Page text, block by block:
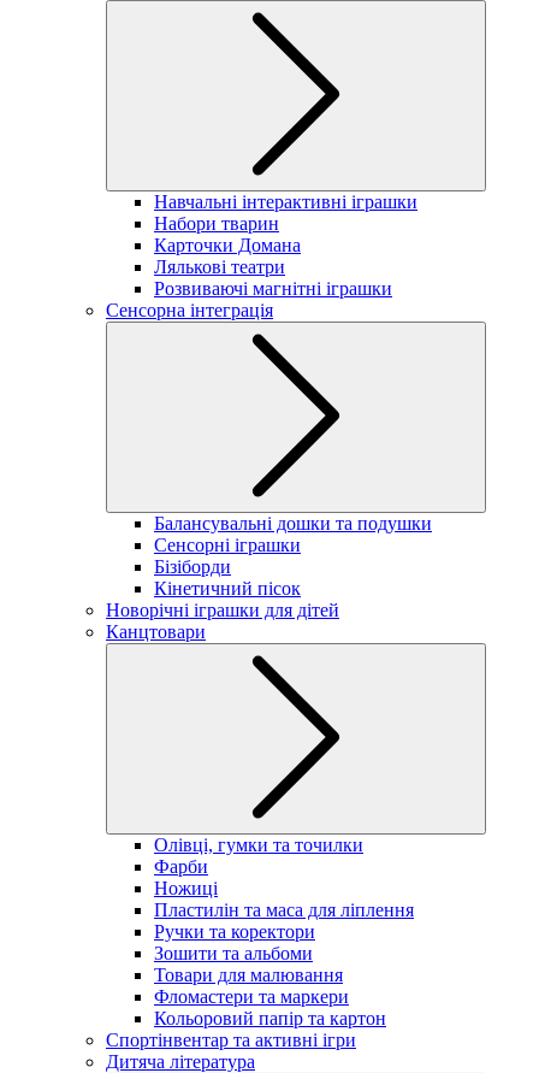
Навчальні інтерактивні іграшки
Набори тварин
Карточки Домана
Лялькові театри
Розвиваючі магнітні іграшки
Сенсорна інтеграція
Балансувальні дошки та подушки
Сенсорні іграшки
Бізіборди
Кінетичний пісок
Новорічні іграшки для дітей
Канцтовари
Олівці, гумки та точилки
Фарби
Ножиці
Пластилін та маса для ліплення
Ручки та коректори
Зошити та альбоми
Товари для малювання
Фломастери та маркери
Кольоровий папір та картон
Спортінвентар та активні ігри
Дитяча література